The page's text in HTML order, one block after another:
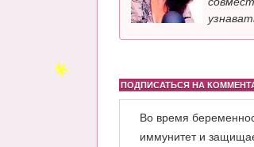
ПОДПИСАТЬСЯ НА
Во время
иммунитет и